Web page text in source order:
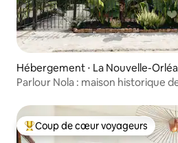
Hébergement ⋅ La Nouvelle-
Parlour Nola : maison historique
Coups de cœur voyageurs les plus
Coup de cœur voyageurs